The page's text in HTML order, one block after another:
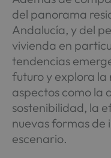
del panorama
Andalucía, y del
vivienda en
tendencias
futuro y explora
aspectos como la
sostenibilidad, la
nuevas formas de
escenario.